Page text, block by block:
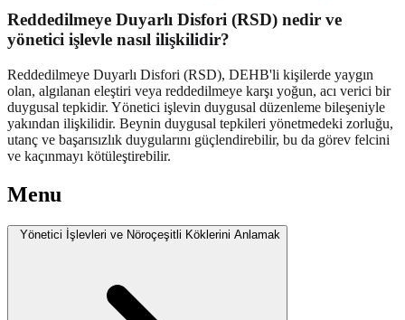
Reddedilmeye Duyarlı Disfori (RSD) nedir ve
yönetici işlevle nasıl ilişkilidir?
Reddedilmeye Duyarlı Disfori (RSD), DEHB'li kişilerde yaygın
olan, algılanan eleştiri veya reddedilmeye karşı yoğun, acı verici bir
duygusal tepkidir. Yönetici işlevin duygusal düzenleme bileşeniyle
yakından ilişkilidir. Beynin duygusal tepkileri yönetmedeki zorluğu,
utanç ve başarısızlık duygularını güçlendirebilir, bu da görev felcini
ve kaçınmayı kötüleştirebilir.
Menu
Yönetici İşlevleri ve Nöroçeşitli Köklerini Anlamak